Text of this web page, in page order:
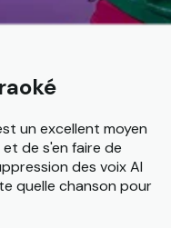
un excellent moyen
de s'en faire de
des voix AI
quelle chanson pour